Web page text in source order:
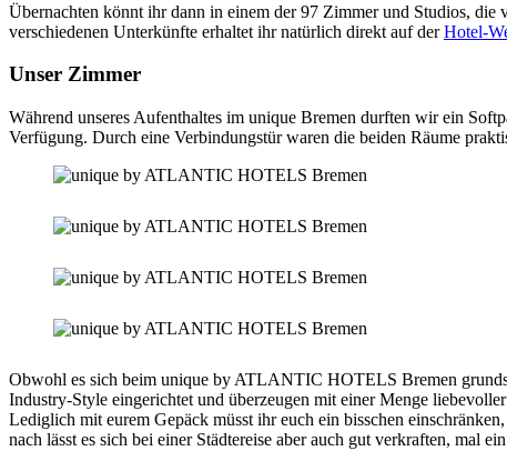
Übernachten könnt ihr dann in einem der 97 Zimmer und Studios,
verschiedenen Unterkünfte erhaltet ihr natürlich direkt auf derHotel-
Unser Zimmer
Während unseres Aufenthaltes im unique Bremen durften wir ein
Verfügung. Durch eine Verbindungstür waren die beiden Räume
Obwohl es sich beim unique by ATLANTIC HOTELS Bremen
Industry-Style eingerichtet und überzeugen mit einer Menge
Lediglich mit eurem Gepäck müsst ihr euch ein bisschen
nach lässt es sich bei einer Städtereise aber auch gut verkraften, mal